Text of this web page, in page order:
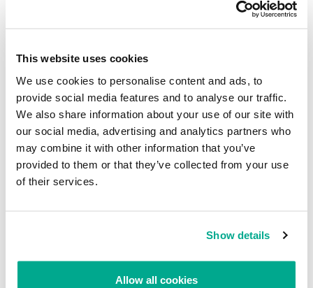
This website uses cookies
We use cookies to personalise content and ads, to
provide social media features and to analyse our traffic.
We also share information about your use of our site with
our social media, advertising and analytics partners who
may combine it with other information that you’ve
provided to them or that they’ve collected from your use
of their services.
Show details
Allow all cookies
Predicciones sobre privacidad para 2023
Predicciones de ciberamenazas a consumidores
para 2023
¿Quién rastreó a los usuarios de Internet entre